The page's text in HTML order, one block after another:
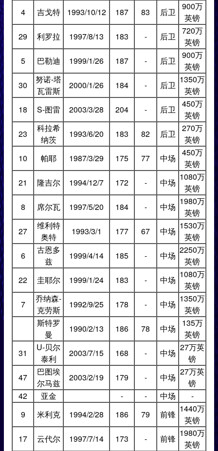
4
吉戈特 1993/10/12 187 83 后卫
900万
英镑
29
利罗拉 1997/8/13 183 - 后卫
720万
英镑
5
巴勒迪 1999/1/26 187 - 后卫
900万
英镑
30
努诺-塔
瓦雷斯
2000/1/26 184 - 后卫
1350万
英镑
18
S-图雷 2003/3/28 204 - 后卫
450万
英镑
23
科拉希
纳茨
1993/6/20 183 82 后卫
270万
英镑
10
帕耶 1987/3/29 175 77 中场
450万
英镑
21
隆吉尔 1994/12/7 172 - 中场
1080万
英镑
8
席尔瓦 1997/5/20 184 - 中场
1980万
英镑
27
维利特
奥特
1993/3/1 177 67 中场
1530万
英镑
6
古恩多
兹
1999/4/14 185 - 中场
2250万
英镑
22
圭耶尔 1999/1/24 183 - 中场
1080万
英镑
7
乔纳森-
克劳斯
1992/9/25 178 - 中场
1350万
英镑
斯特罗
曼
1990/2/13 186 78 中场
135万
英镑
31
U-贝尔
泰利
2003/7/15 168 - 中场
27万英
镑
47
巴图埃
尔马兹
2003/2/19 179 - 中场
27万英
镑
42
亚金 - - 中场
-
9
米利克 1994/2/28 186 79 前锋
1440万
英镑
17
云代尔 1997/7/14 173 - 前锋
1980万
英镑